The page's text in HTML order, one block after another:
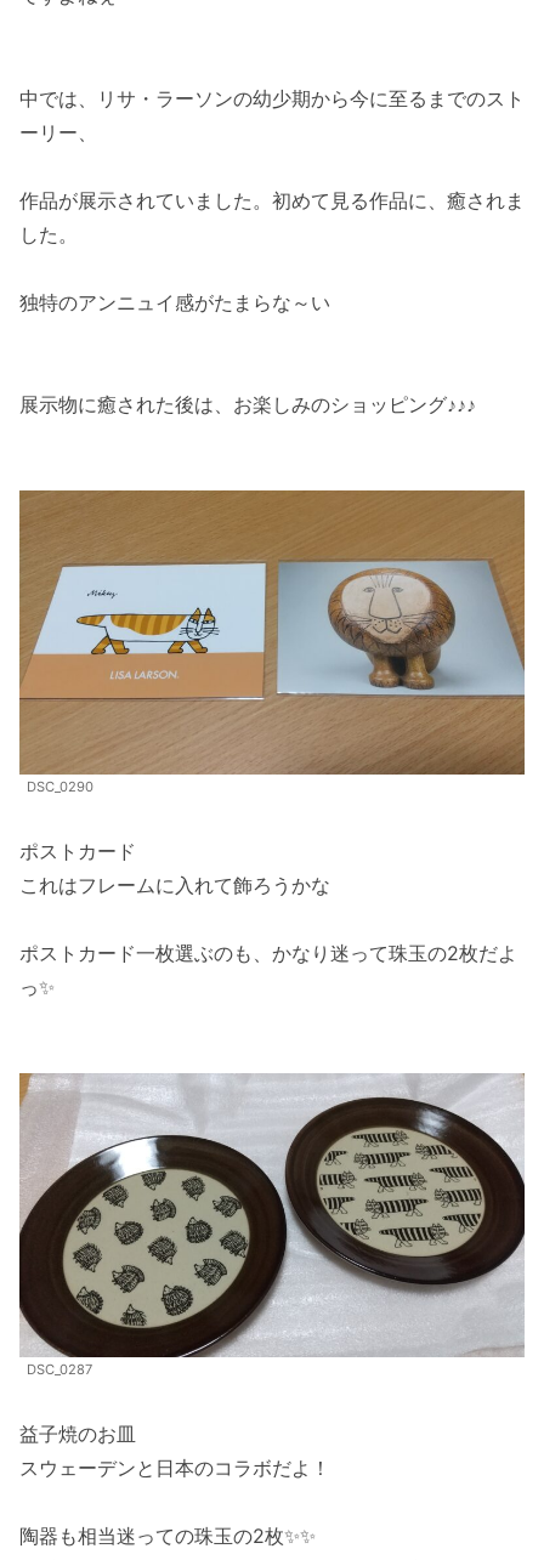
中では、リサ・ラーソンの幼少期から今に至るまでのスト
ーリー、
作品が展示されていました。初めて見る作品に、癒されま
した。
独特のアンニュイ感がたまらな～い
展示物に癒された後は、お楽しみのショッピング♪♪♪
DSC_0290
ポストカード
これはフレームに入れて飾ろうかな
ポストカード一枚選ぶのも、かなり迷って珠玉の2枚だよ
っ✨
DSC_0287
益子焼のお皿
スウェーデンと日本のコラボだよ！
陶器も相当迷っての珠玉の2枚✨✨